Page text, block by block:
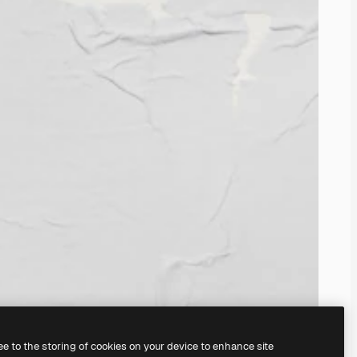
to the storing of cookies on your device to enhance site